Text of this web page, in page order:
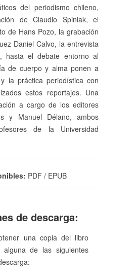
del periodismo chileno,
de Claudio Spiniak, el
de Hans Pozo, la grabación
Daniel Calvo, la entrevista
hasta el debate entorno al
de cuerpo y alma ponen a
la práctica periodística con
estos reportajes. Una
a cargo de los editores
y Manuel Délano, ambos
de la Universidad
PDF / EPUB
de descarga:
una copia del libro
alguna de las siguientes